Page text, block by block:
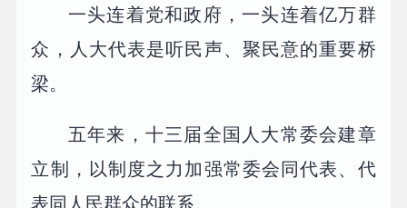
一头连着党和政府，一头连着亿万群
众，人大代表是听民声、聚民意的重要桥
梁。
五年来，十三届全国人大常委会建章
立制，以制度之力加强常委会同代表、代
表同人民群众的联系。